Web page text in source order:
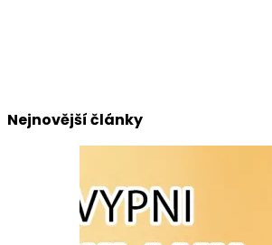
Nejnovější články